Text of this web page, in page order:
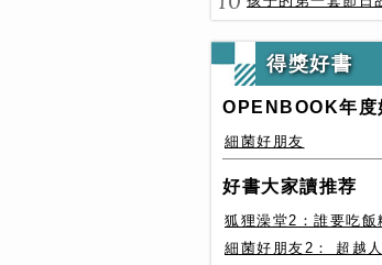
得獎好書
OPENBOOK年度
細菌好朋友
好書大家讀推荐
狐狸澡堂2：誰要吃飯